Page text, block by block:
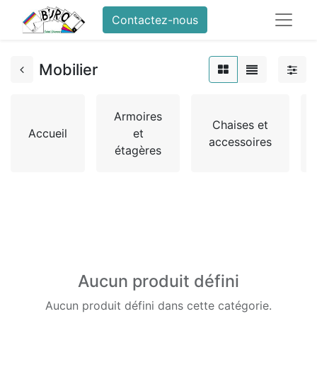
Contactez-nous
Mobilier
Accueil
Armoires
et
étagères
Chaises et
accessoires
Aucun produit défini
Aucun produit défini dans cette catégorie.